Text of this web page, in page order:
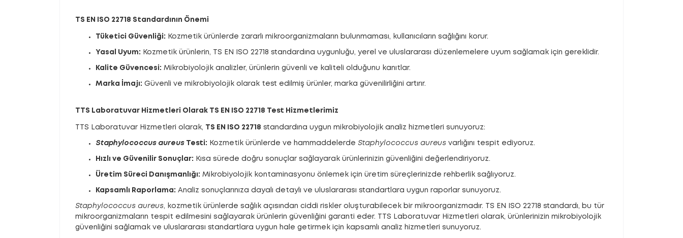
TS EN ISO 22718 Standardının Önemi
Tüketici Güvenliği: Kozmetik ürünlerde zararlı mikroorganizmaların bulunmaması, kullanıcıların sağlığını korur.
Yasal Uyum: Kozmetik ürünlerin, TS EN ISO 22718 standardına uygunluğu, yerel ve uluslararası düzenlemelere uyum sağlamak için gereklidir.
Kalite Güvencesi: Mikrobiyolojik analizler, ürünlerin güvenli ve kaliteli olduğunu kanıtlar.
Marka İmajı: Güvenli ve mikrobiyolojik olarak test edilmiş ürünler, marka güvenilirliğini artırır.
TTS Laboratuvar Hizmetleri Olarak TS EN ISO 22718 Test Hizmetlerimiz
TTS Laboratuvar Hizmetleri olarak, TS EN ISO 22718 standardına uygun mikrobiyolojik analiz hizmetleri sunuyoruz:
Staphylococcus aureus Testi: Kozmetik ürünlerde ve hammaddelerde Staphylococcus aureus varlığını tespit ediyoruz.
Hızlı ve Güvenilir Sonuçlar: Kısa sürede doğru sonuçlar sağlayarak ürünlerinizin güvenliğini değerlendiriyoruz.
Üretim Süreci Danışmanlığı: Mikrobiyolojik kontaminasyonu önlemek için üretim süreçlerinizde rehberlik sağlıyoruz.
Kapsamlı Raporlama: Analiz sonuçlarınıza dayalı detaylı ve uluslararası standartlara uygun raporlar sunuyoruz.
Staphylococcus aureus, kozmetik ürünlerde sağlık açısından ciddi riskler oluşturabilecek bir mikroorganizmadır. TS EN ISO 22718 standardı, bu tür
mikroorganizmaların tespit edilmesini sağlayarak ürünlerin güvenliğini garanti eder. TTS Laboratuvar Hizmetleri olarak, ürünlerinizin mikrobiyolojik
güvenliğini sağlamak ve uluslararası standartlara uygun hale getirmek için kapsamlı analiz hizmetleri sunuyoruz.